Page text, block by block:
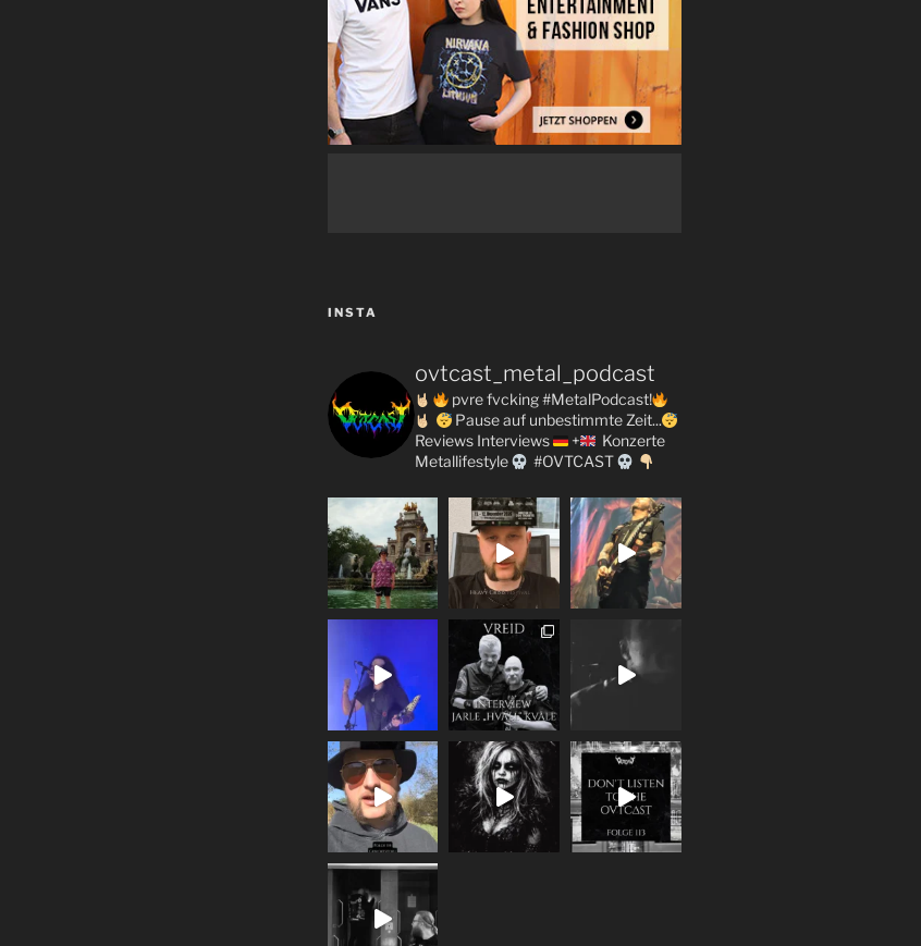
INSTA
ovtcast_metal_podcast
pvre fvcking #MetalPodcast!
Pause auf unbestimmte Zeit...
Reviews Interviews +
Konzerte
Metallifestyle
#OVTCAST